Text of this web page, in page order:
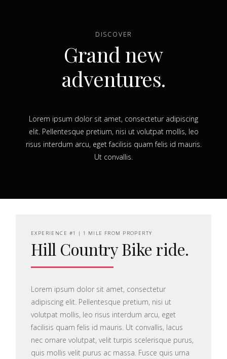
DISCOVER
Grand new
adventures.
Lorem ipsum dolor sit amet, consectetur adipiscing
elit. Pellentesque pretium, nisi ut volutpat mollis, leo
risus interdum arcu, eget facilisis quam felis id mauris.
Ut convallis.
EXPERIENCE #1 | 1 MILE FROM PROPERTY
Hill Country Bike ride.
Lorem ipsum dolor sit amet, consectetur
adipiscing elit. Pellentesque pretium, nisi ut
volutpat mollis, leo risus interdum arcu, eget
facilisis quam felis id mauris. Ut convallis, lacus
nec ornare volutpat, velit turpis scelerisque purus,
quis mollis velit purus ac massa. Fusce quis urna